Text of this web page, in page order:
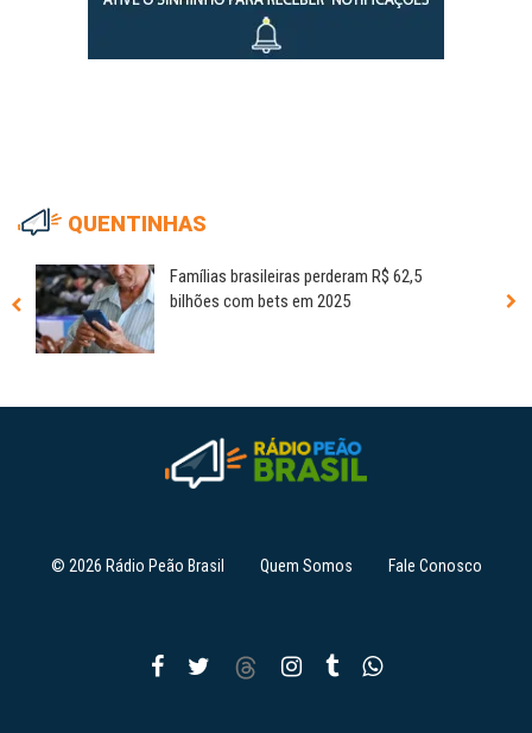
QUENTINHAS
Famílias brasileiras perderam R$ 62,5
bilhões com bets em 2025
© 2026 Rádio Peão Brasil Quem Somos Fale Conosco